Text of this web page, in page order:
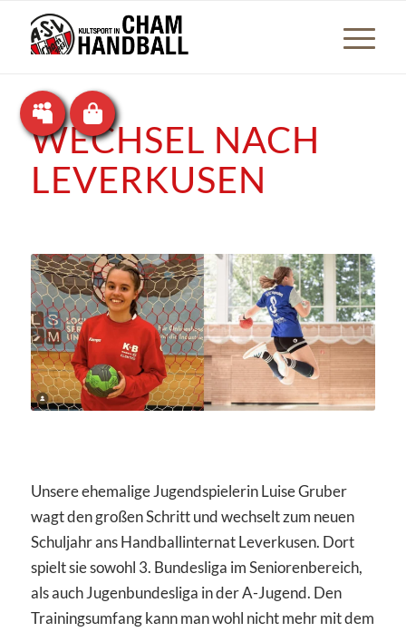
WECHSEL NACH
LEVERKUSEN
Unsere ehemalige Jugendspielerin Luise Gruber
wagt den großen Schritt und wechselt zum neuen
Schuljahr ans Handballinternat Leverkusen. Dort
spielt sie sowohl 3. Bundesliga im Seniorenbereich,
als auch Jugenbundesliga in der A-Jugend. Den
Trainingsumfang kann man wohl nicht mehr mit dem